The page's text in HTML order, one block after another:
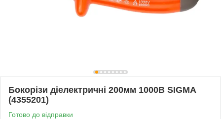
Бокорізи діелектричні 200мм 1000В SIGMA
(4355201)
Готово до відправки